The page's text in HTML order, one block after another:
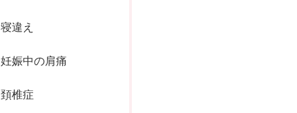
寝違え
妊娠中の肩痛
頚椎症